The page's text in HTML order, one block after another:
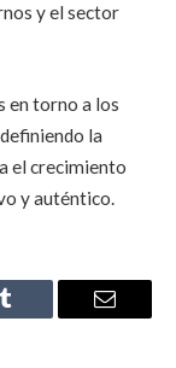
y el sector
en torno a los
la
el crecimiento
y auténtico.
Tumblr Email